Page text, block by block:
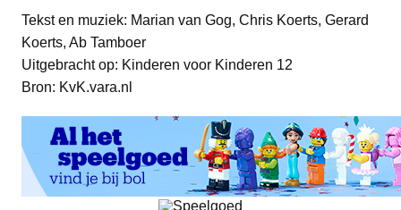
Tekst en muziek: Marian van Gog, Chris Koerts, Gerard
Koerts, Ab Tamboer
Uitgebracht op: Kinderen voor Kinderen 12
Bron: KvK.vara.nl